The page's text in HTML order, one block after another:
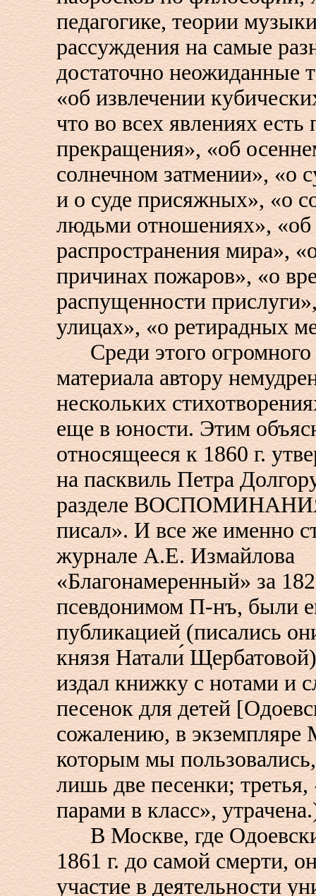
педагогике, теории
рассуждения на самые
достаточно неожиданные
«об извлечении
что во всех явлениях есть
прекращения», «об
солнечном затмении», «о
и о суде присяжных», «о
людьми отношениях», «об
распространения мира»,
причинах пожаров», «о
распущенности
улицах», «о ретирадных
Среди этого огромного
материала автору
нескольких
еще в юности. Этим
относящееся к 1860 г.
на пасквиль Петра
разделе
писал». И все же именно
журнале А.Е. Измайлова
«Благонамеренный» за
псевдонимом П-нъ, были
публикацией (писались
князя Натали́
издал книжку с нотами и
песенок для детей
сожалению, в экземпляре
которым мы
лишь две песенки;
парами в класс»,
В Москве, где
1861 г. до самой смерти,
участие в деятельности